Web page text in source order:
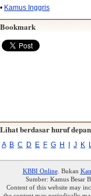
• Kamus Inggris
Bookmark
Lihat berdasar huruf
A B C D E F G H J K
KBBI Online. Bukan
Sumber: Kamus Besar
Content of this website may